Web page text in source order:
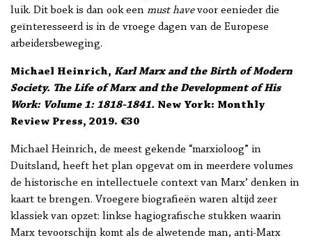
luik. Dit boek is dan ook een must havevoor eenieder die
geïnteresseerd is in de vroege dagen van de Europese
arbeidersbeweging.
Michael Heinrich, Karl Marx and the Birth of Modern
Society. The Life of Marx and the Development of His
Work: Volume 1: 1818-1841. New York: Monthly
Review Press, 2019. €30
Michael Heinrich, de meest gekende “marxioloog” in
Duitsland, heeft het plan opgevat om in meerdere volumes
de historische en intellectuele context van Marx’ denken in
kaart te brengen. Vroegere biografieën waren altijd zeer
klassiek van opzet: linkse hagiografische stukken waarin
Marx tevoorschijn komt als de alwetende man, anti-Marx